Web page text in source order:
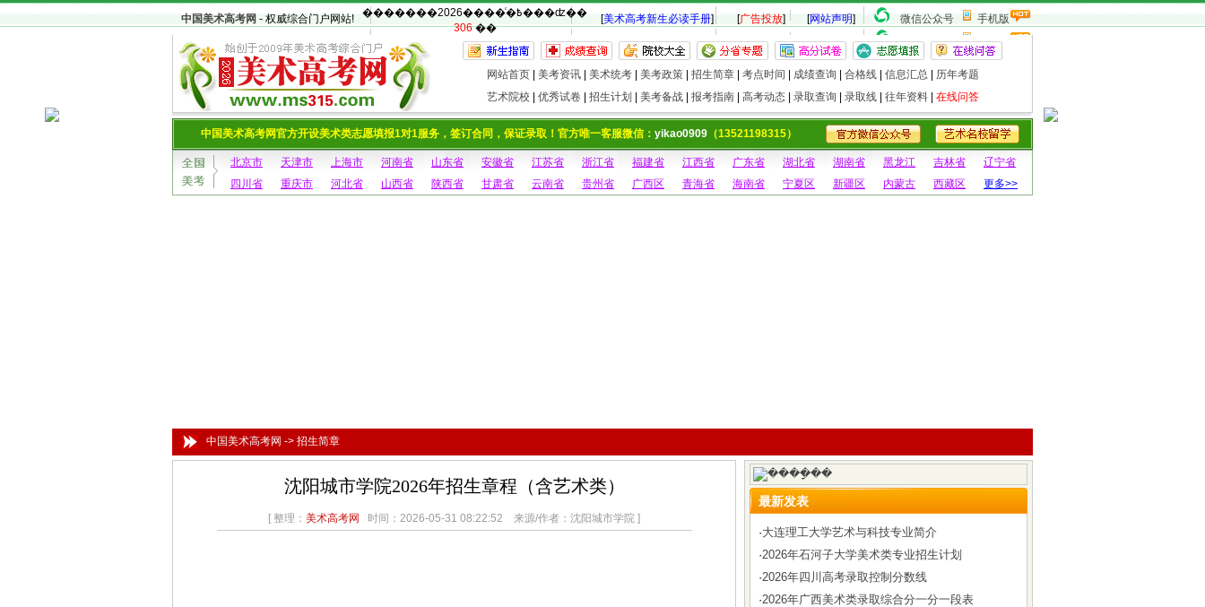
中国美术高考网 - 权威综合门户网站!
�������2026����ͨ�߿���ʣ��
306��
[美术高考新生必读手册] [广告投放] [网站声明] 微信公众号 手机版
网站首页| 美考资讯| 美术统考| 美考政策| 招生简章| 考点时间 成绩查询 合格线| 信息汇总
历年考题
艺术院校| 优秀试卷| 招生计划 美考备战| 报考指南| 高考动态| 录取查询 录取线| 往年资料| 在线问答
中国美术高考网官方开设美术类志愿填报1对1服务，签订合同，保证录取！官方唯一客服微信： yikao0909 （13521198315）
北京市 天津市 上海市 河南省 山东省 安徽省 江苏省 浙江省 福建省 江西省 广东省 湖北省 湖南省 黑龙江 吉林省
辽宁省
四川省
重庆市 河北省 山西省 陕西省 甘肃省 云南省 贵州省 广西区 青海省 海南省 宁夏区 新疆区 内蒙古 西藏区 更多>>
中国美术高考网 -> 招生简章
沈阳城市学院2026年招生章程（含艺术类）
[ 整理： 美术高考网 时间：2026-05-31 08:22:52 来源/作者：沈阳城市学院 ]
最新发表
·大连理工大学艺术与科技专业简介
·2026年石河子大学美术类专业招生计划
·2026年四川高考录取控制分数线
·2026年广西美术类录取综合分一分一段表